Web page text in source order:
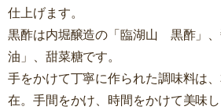
仕上げます。
黒酢は内堀醸造の「臨湖山 黒酢」
油」、甜菜糖です。
手をかけて丁寧に作られた調味料は
在。手間をかけ、時間をかけて美味